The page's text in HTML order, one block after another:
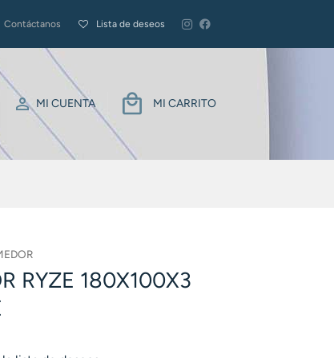
Contáctanos Lista de deseos
MI CUENTA MI CARRITO
RYZE 180X100X3